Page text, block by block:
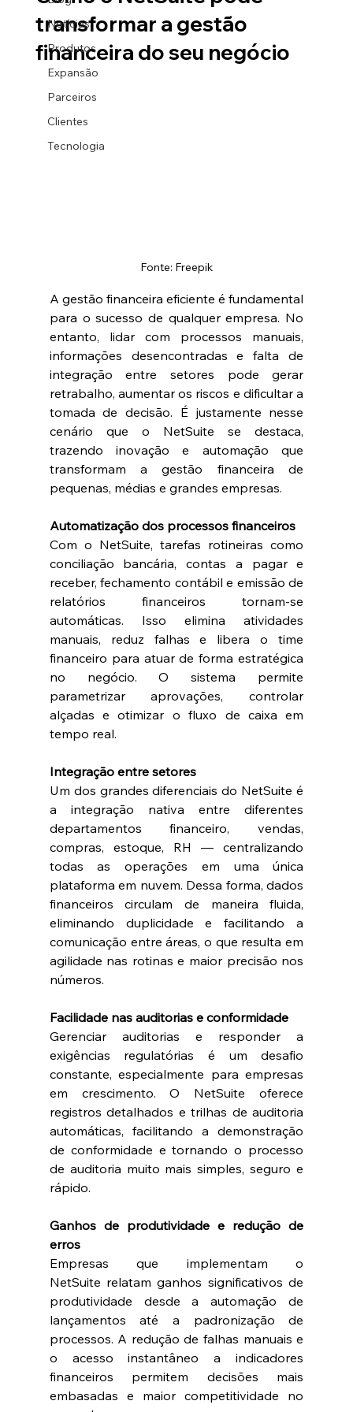
Notícias
Produtos
Expansão
Parceiros
Clientes
Tecnologia
transformar a gestão
financeira do seu negócio
Fonte: Freepik
A gestão financeira eficiente é fundamental
para o sucesso de qualquer empresa. No
entanto, lidar com processos manuais,
informações desencontradas e falta de
integração entre setores pode gerar
retrabalho, aumentar os riscos e dificultar a
tomada de decisão. É justamente nesse
cenário que o NetSuite se destaca,
trazendo inovação e automação que
transformam a gestão financeira de
pequenas, médias e grandes empresas.
Automatização dos processos financeiros
Com o NetSuite, tarefas rotineiras como
conciliação bancária, contas a pagar e
receber, fechamento contábil e emissão de
relatórios financeiros tornam-se
automáticas. Isso elimina atividades
manuais, reduz falhas e libera o time
financeiro para atuar de forma estratégica
no negócio. O sistema permite
parametrizar aprovações, controlar
alçadas e otimizar o fluxo de caixa em
tempo real.
Integração entre setores
Um dos grandes diferenciais do NetSuite é
a integração nativa entre diferentes
departamentos financeiro, vendas,
compras, estoque, RH — centralizando
todas as operações em uma única
plataforma em nuvem. Dessa forma, dados
financeiros circulam de maneira fluida,
eliminando duplicidade e facilitando a
comunicação entre áreas, o que resulta em
agilidade nas rotinas e maior precisão nos
números.
Facilidade nas auditorias e conformidade
Gerenciar auditorias e responder a
exigências regulatórias é um desafio
constante, especialmente para empresas
em crescimento. O NetSuite oferece
registros detalhados e trilhas de auditoria
automáticas, facilitando a demonstração
de conformidade e tornando o processo
de auditoria muito mais simples, seguro e
rápido.
Ganhos de produtividade e redução de
erros
Empresas que implementam o
NetSuite relatam ganhos significativos de
produtividade desde a automação de
lançamentos até a padronização de
processos. A redução de falhas manuais e
o acesso instantâneo a indicadores
financeiros permitem decisões mais
embasadas e maior competitividade no